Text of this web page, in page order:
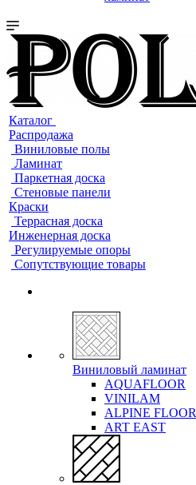
Каталог
Распродажа
Виниловые полы
Ламинат
Паркетная доска
Стеновые панели
Краски
Террасная доска
Инженерная доска
Регулируемые опоры
Сопутствующие товары
Виниловый ламинат
AQUAFLOOR
VINILAM
ALPINE FLOOR
ART EAST